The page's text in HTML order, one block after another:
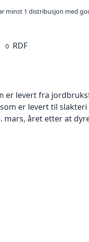
minst 1 distribusjon med
0 RDF
er levert fra
er levert til
året etter at